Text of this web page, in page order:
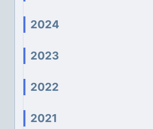
2024
2023
2022
2021